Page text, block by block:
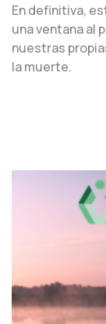
En definitiva,
una ventana al
nuestras
la muerte.